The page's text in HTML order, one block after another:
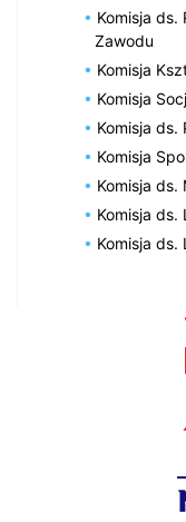
Komisja ds.
Zawodu
Komisja
Komisja
Komisja
Komisja
Komisja ds.
Komisja
Komisja